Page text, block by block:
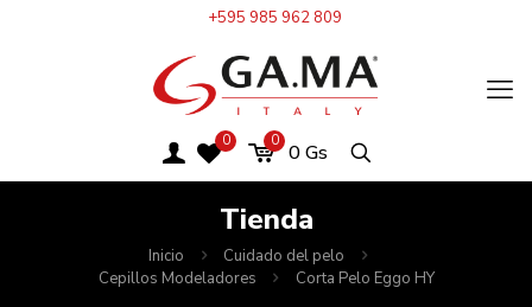
+595 985 962 809
0 0 0Gs
Tienda
Inicio
Cuidado del pelo
Cepillos Modeladores
Corta Pelo Eggo HY